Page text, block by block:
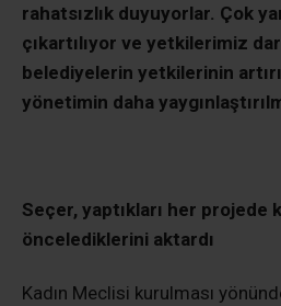
rahatsızlık duyuyorlar. Çok
çıkartılıyor ve yetkilerimiz
belediyelerin yetkilerinin
yönetimin daha
Seçer, yaptıkları her projede
öncelediklerini aktardı
Kadın Meclisi kurulması